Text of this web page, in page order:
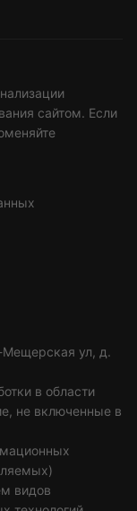
сайтом. Если
Мещерская ул, д.
в области
не включенные в
видов